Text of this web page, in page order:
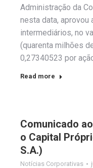
Administração da
nesta data,
intermediários, no
(quarenta milhões
0,27340523 por
Read more
Comunicado
o Capital
S.A.)
Notícias Corporativas